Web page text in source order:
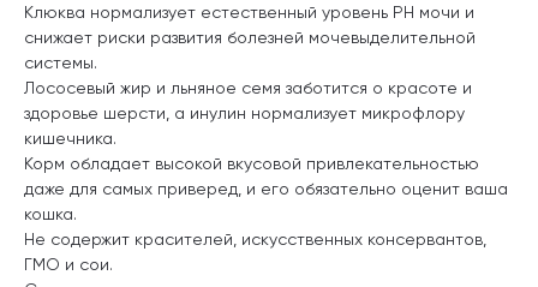
Клюква нормализует естественный уровень PH мочи и
снижает риски развития болезней мочевыделительной
системы.
Лососевый жир и льняное семя заботится о красоте и
здоровье шерсти, а инулин нормализует микрофлору
кишечника.
Корм обладает высокой вкусовой привлекательностью
даже для самых приверед, и его обязательно оценит ваша
кошка.
Не содержит красителей, искусственных консервантов,
ГМО и сои.